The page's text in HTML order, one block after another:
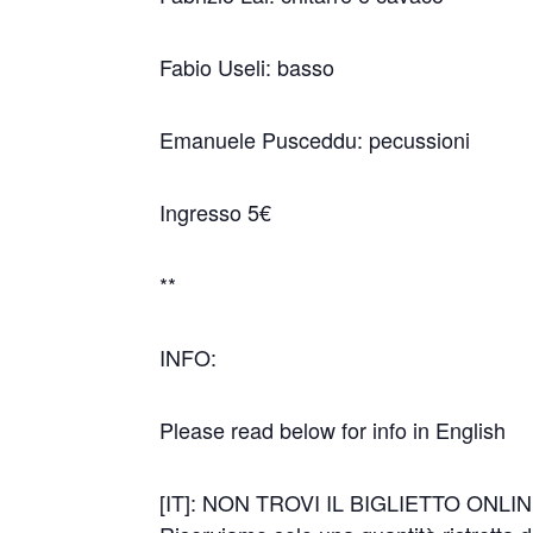
Fabio Useli: basso
Emanuele Pusceddu: pecussioni
Ingresso 5€
**
INFO:
Please read below for info in English
[IT]: NON TROVI IL BIGLIETTO